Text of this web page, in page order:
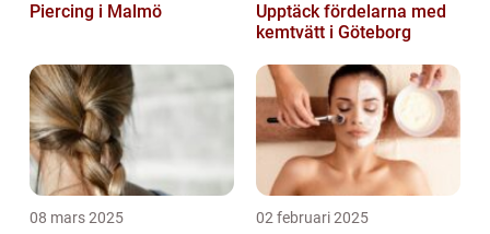
Piercing i Malmö
Upptäck fördelarna med
kemtvätt i Göteborg
08 mars 2025 02 februari 2025